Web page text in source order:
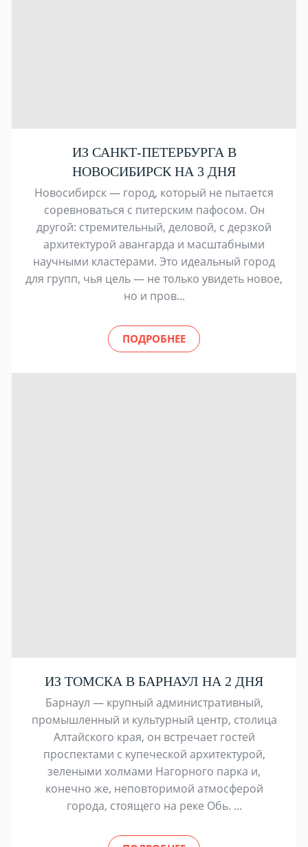
ИЗ САНКТ-ПЕТЕРБУРГА В
НОВОСИБИРСК НА 3 ДНЯ
Новосибирск — город, который не пытается
соревноваться с питерским пафосом. Он
другой: стремительный, деловой, с дерзкой
архитектурой авангарда и масштабными
научными кластерами. Это идеальный город
для групп, чья цель — не только увидеть новое,
но и пров...
ПОДРОБНЕЕ
ИЗ ТОМСКА В БАРНАУЛ НА 2 ДНЯ
Барнаул — крупный административный,
промышленный и культурный центр, столица
Алтайского края, он встречает гостей
проспектами с купеческой архитектурой,
зелеными холмами Нагорного парка и,
конечно же, неповторимой атмосферой
города, стоящего на реке Обь. ...